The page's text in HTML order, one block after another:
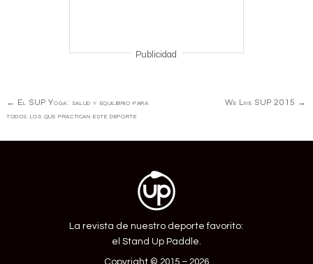
Publicidad
Navegación
de
← El SUP Yoga: salud y equilibrio para
todos los que practican este deporte
We Live SUP 2015 →
La revista de nuestro deporte favorito:
el Stand Up Paddle.
Copyright © 2015 – 2026